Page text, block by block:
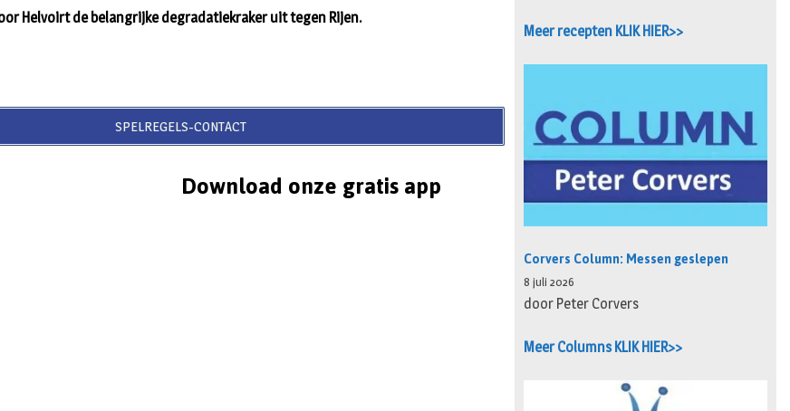
Helvoirt de belangrijke degradatiekraker uit tegen Rijen.
SPELREGELS-CONTACT
Download onze gratis app
Meer recepten KLIK HIER>>
Corvers Column: Messen geslepen
8 juli 2026
door Peter Corvers
Meer Columns KLIK HIER>>